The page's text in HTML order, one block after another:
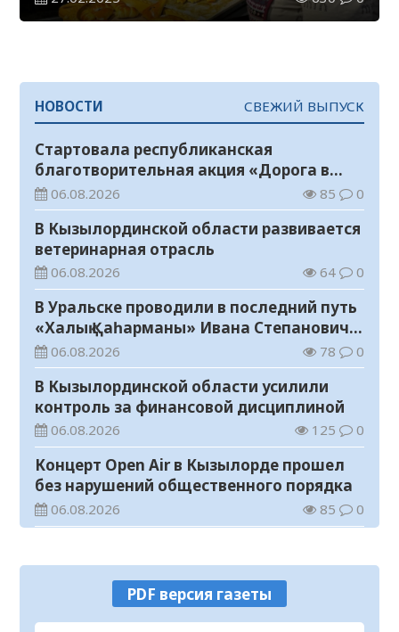
НОВОСТИ СВЕЖИЙ ВЫПУСК
Стартовала республиканская
благотворительная акция «Дорога в
школу»
06.08.2026 85 0
В Кызылординской области развивается
ветеринарная отрасль
06.08.2026 64 0
В Уральске проводили в последний путь
«Халық Қаһарманы» Ивана Степановича
Гапича
06.08.2026 78 0
В Кызылординской области усилили
контроль за финансовой дисциплиной
06.08.2026 125 0
Концерт Open Air в Кызылорде прошел
без нарушений общественного порядка
06.08.2026 85 0
конкурс видеороликов о семейных
ценностях и Конституции
06.08.2026
Соблюдение правил пожарной
PDF версия газеты